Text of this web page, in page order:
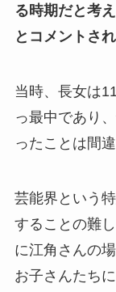
る時期だと考
とコメントさ
当時、長女は
っ最中であり
ったことは間
芸能界という
することの難
に江角さんの
お子さんたち